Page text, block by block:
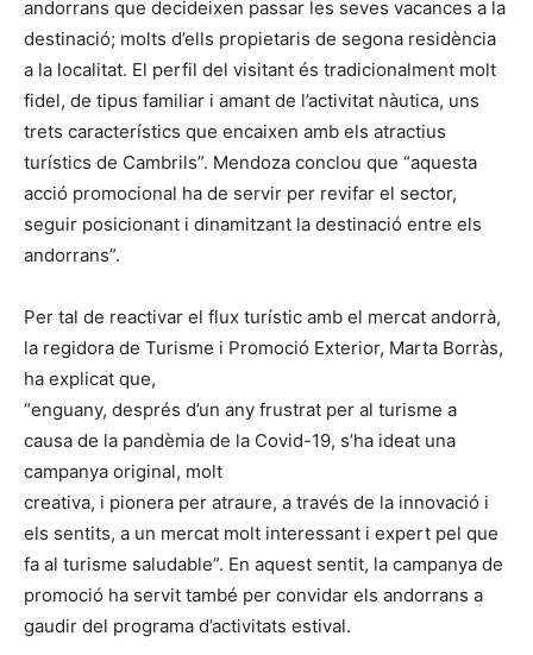
andorrans que decideixen passar les seves vacances a la
destinació; molts d’ells propietaris de segona residència
a la localitat. El perfil del visitant és tradicionalment molt
fidel, de tipus familiar i amant de l’activitat nàutica, uns
trets característics que encaixen amb els atractius
turístics de Cambrils”. Mendoza conclou que “aquesta
acció promocional ha de servir per revifar el sector,
seguir posicionant i dinamitzant la destinació entre els
andorrans”.
Per tal de reactivar el flux turístic amb el mercat andorrà,
la regidora de Turisme i Promoció Exterior, Marta Borràs,
ha explicat que,
“enguany, després d’un any frustrat per al turisme a
causa de la pandèmia de la Covid-19, s’ha ideat una
campanya original, molt
creativa, i pionera per atraure, a través de la innovació i
els sentits, a un mercat molt interessant i expert pel que
fa al turisme saludable”. En aquest sentit, la campanya de
promoció ha servit també per convidar els andorrans a
gaudir del programa d’activitats estival.